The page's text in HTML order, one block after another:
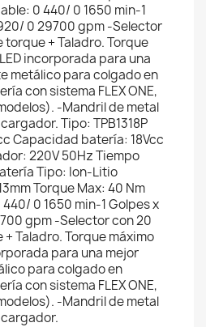
0 440/ 0 1650 min-1
0 29700 gpm -Selector
+ Taladro. Torque
incorporada para una
metálico para colgado en
con sistema FLEX ONE,
-Mandril de metal
Tipo: TPB1318P
Capacidad batería: 18Vcc
220V 50Hz Tiempo
Tipo: Ion-Litio
Torque Max: 40 Nm
0 1650 min-1 Golpes x
gpm -Selector con 20
Taladro. Torque máximo
para una mejor
para colgado en
con sistema FLEX ONE,
-Mandril de metal